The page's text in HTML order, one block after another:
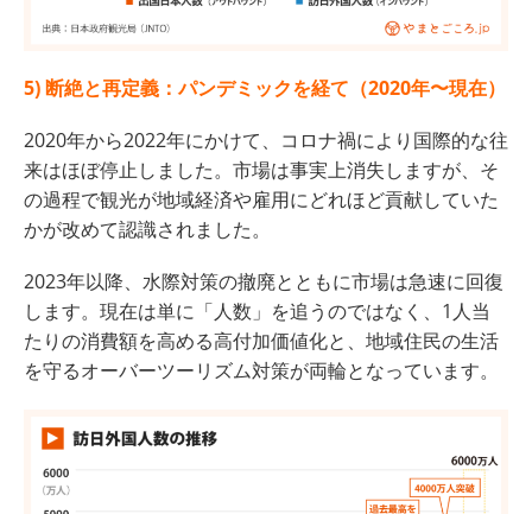
5) 断絶と再定義：パンデミックを経て（2020年〜現在）
2020年から2022年にかけて、コロナ禍により国際的な往
来はほぼ停止しました。市場は事実上消失しますが、そ
の過程で観光が地域経済や雇用にどれほど貢献していた
かが改めて認識されました。
2023年以降、水際対策の撤廃とともに市場は急速に回復
します。現在は単に「人数」を追うのではなく、1人当
たりの消費額を高める高付加価値化と、地域住民の生活
を守るオーバーツーリズム対策が両輪となっています。